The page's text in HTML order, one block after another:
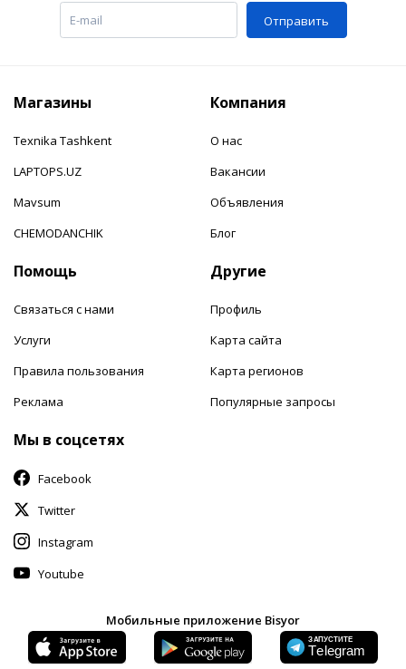
Отправить
Магазины
Texnika Tashkent
LAPTOPS.UZ
Mavsum
CHEMODANCHIK
Компания
О нас
Вакансии
Объявления
Блог
Помощь
Связаться с нами
Услуги
Правила пользования
Реклама
Другие
Профиль
Карта сайта
Карта регионов
Популярные запросы
Мы в соцсетях
Facebook
Twitter
Instagram
Youtube
Мобильные приложение Bisyor